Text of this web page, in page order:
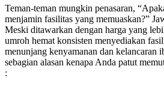
Teman-teman mungkin penasaran,
menjamin fasilitas yang memuaskan?”
Meski ditawarkan dengan harga yang
umroh hemat konsisten menyediakan
menunjang kenyamanan dan kelancaran
sebagian alasan kenapa Anda patut
: